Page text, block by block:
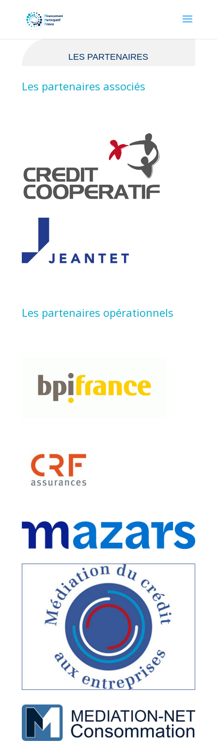
LES PARTENAIRES
Les partenaires associés
Les partenaires opérationnels